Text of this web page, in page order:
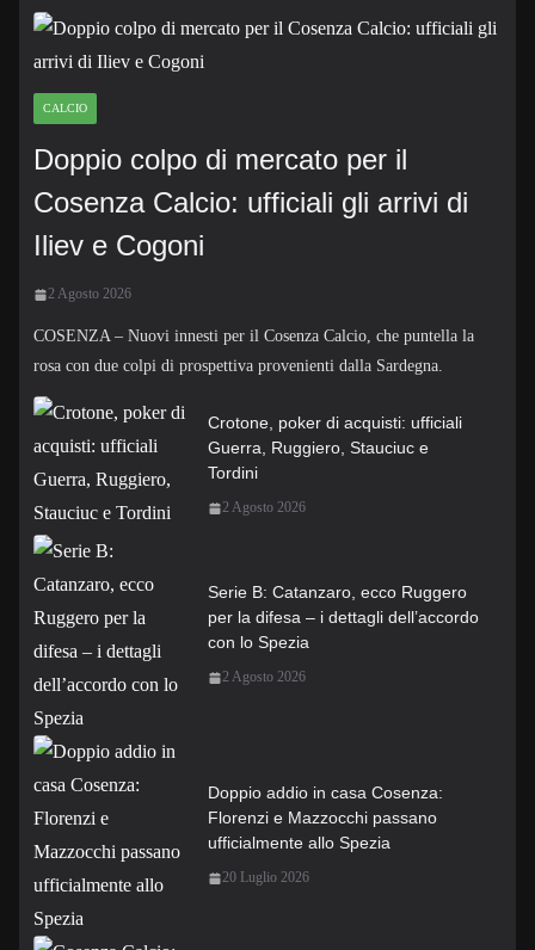
CALCIO
Doppio colpo di mercato per il
Cosenza Calcio: ufficiali gli arrivi di
Iliev e Cogoni
2 Agosto 2026
COSENZA – Nuovi innesti per il Cosenza Calcio, che puntella la
rosa con due colpi di prospettiva provenienti dalla Sardegna.
Crotone, poker di acquisti: ufficiali
Guerra, Ruggiero, Stauciuc e
Tordini
2 Agosto 2026
Serie B: Catanzaro, ecco Ruggero
per la difesa – i dettagli dell’accordo
con lo Spezia
2 Agosto 2026
Doppio addio in casa Cosenza:
Florenzi e Mazzocchi passano
ufficialmente allo Spezia
20 Luglio 2026